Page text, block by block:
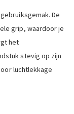
De
grip, waardoor je
het
stevig op zijn
luchtlekkage